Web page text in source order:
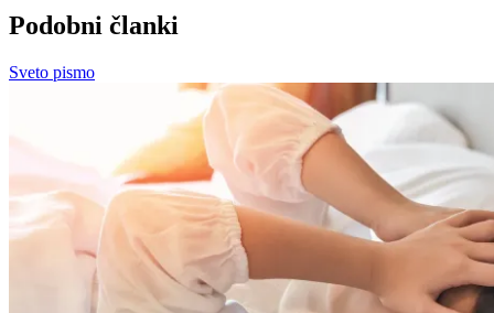
Podobni članki
Sveto pismo